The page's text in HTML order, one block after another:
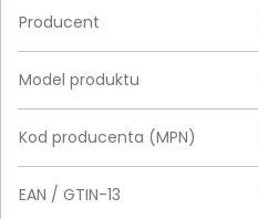
Producent
Model produktu
Kod producenta (MPN)
EAN / GTIN-13